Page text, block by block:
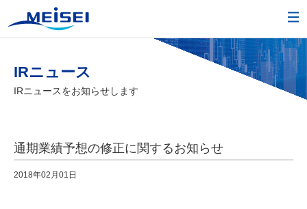
IRニュース
IRニュースをお知らせします
通期業績予想の修正に関するお知らせ
2018年02月01日